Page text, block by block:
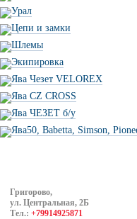
Урал
Цепи и замки
Шлемы
Экипировка
Ява Чезет VELOREX
Ява CZ CROSS
Ява ЧЕЗЕТ б/у
Ява50, Babetta, Simson,
Григорово,
ул. Центральная, 2Б
Тел.: +79914925871